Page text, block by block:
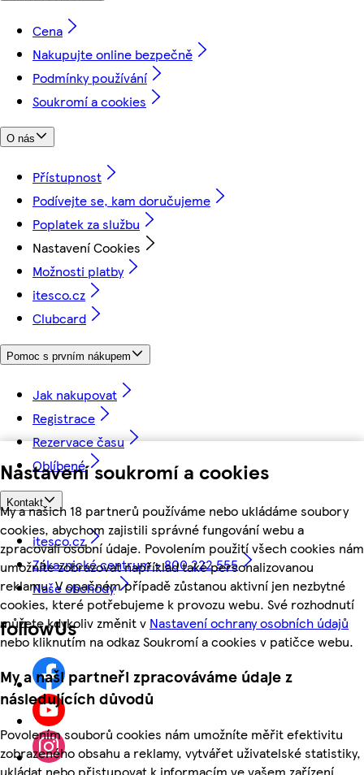
Nastavení soukromí a cookies
My a našich 18 partnerů používáme nebo ukládáme soubory
cookies, abychom zajistili správné fungování webu a
zpracovali osobní údaje. Povolením použití všech cookies nám
umožníte zobrazovat například také personalizovanou
reklamu. V opačném případě zůstanou aktivní jen nezbytné
cookies, které potřebujeme k provozu webu. Své rozhodnutí
můžete kdykoliv změnit v Nastavení ochrany osobních údajů
nebo kliknutím na odkaz Soukromí a cookies v patičce webu.
My a naši partneři zpracováváme údaje z
následujících důvodů
Povolením souborů cookies nám umožníte měřit efektivitu
zobrazeného obsahu a reklamy, vytvářet uživatelské statistiky,
Cena
Nakupujte online bezpečně
Podmínky používání
Soukromí a cookies
O nás
Přístupnost
Podívejte se, kam doručujeme
Poplatek za službu
Nastavení Cookies
Možnosti platby
itesco.cz
Clubcard
Pomoc s prvním nákupem
Jak nakupovat
Registrace
Rezervace času
Oblíbené
Kontakt
itesco.cz
Zákaznické centrum - 800 222 555
Naše obchody
followUs